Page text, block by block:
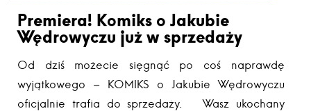
Premiera! Komiks o Jakubie
Wędrowyczu już w sprzedaży
Od dziś możecie sięgnąć po coś naprawdę
wyjątkowego – KOMIKS o Jakubie Wędrowyczu
oficjalnie trafia do sprzedaży. Wasz ukochany